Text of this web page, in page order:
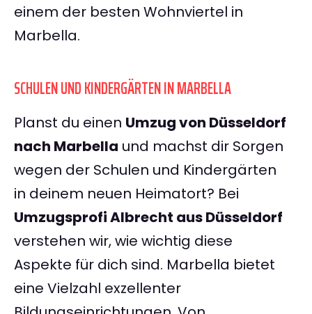
einem der besten Wohnviertel in
Marbella.
SCHULEN UND KINDERGÄRTEN IN MARBELLA
Planst du einen Umzug von Düsseldorf
nach Marbella und machst dir Sorgen
wegen der Schulen und Kindergärten
in deinem neuen Heimatort? Bei
Umzugsprofi Albrecht aus Düsseldorf
verstehen wir, wie wichtig diese
Aspekte für dich sind. Marbella bietet
eine Vielzahl exzellenter